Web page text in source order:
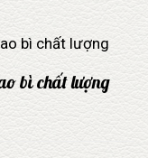
bì chất lượng